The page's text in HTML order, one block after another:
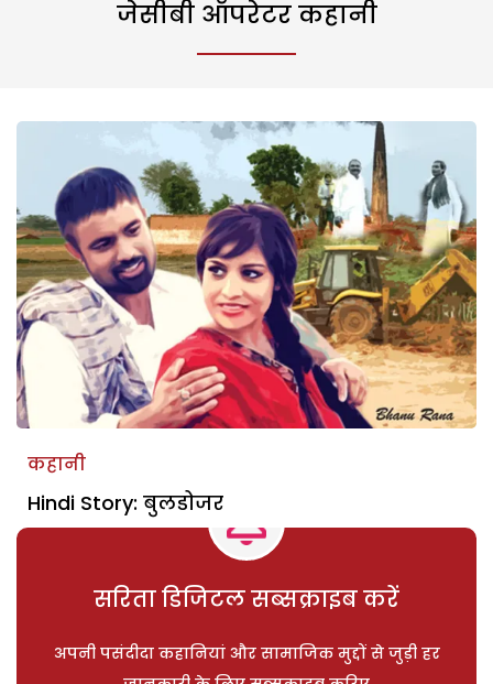
जेसीबी ऑपरेटर कहानी
कहानी
Hindi Story: बुलडोजर
सरिता डिजिटल सब्सक्राइब करें
अपनी पसंदीदा कहानियां और सामाजिक मुद्दों से जुड़ी हर